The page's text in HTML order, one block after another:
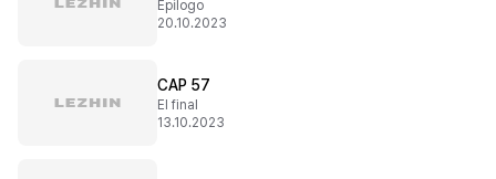
Epílogo
20.10.2023
CAP 57
El final
13.10.2023